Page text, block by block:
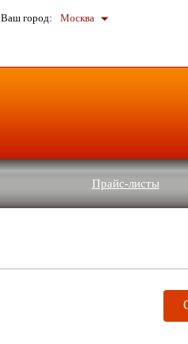
Ваш город: Москва
Прайс-листы